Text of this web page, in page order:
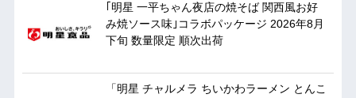
｢明星 一平ちゃん夜店の焼そば 関西風お好
み焼ソース味｣コラボパッケージ 2026年8月
下旬 数量限定 順次出荷
「明星 チャルメラ ちいかわラーメン とんこ